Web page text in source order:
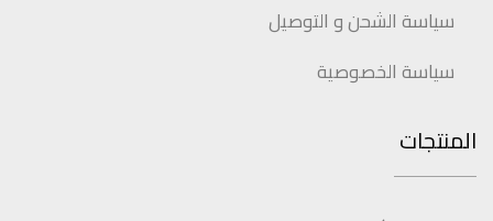
سياسة الشحن و التوصيل
سياسة الخصوصية
المنتجات